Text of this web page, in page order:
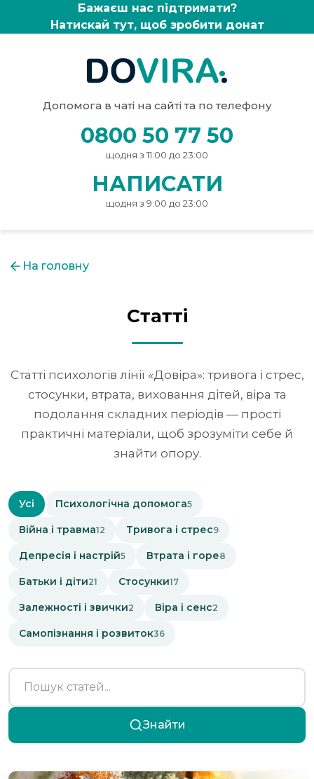
Бажаєш нас підтримати?
Натискай тут, щоб зробити донат
Допомога в чаті на сайті та по телефону
0800 50 77 50
щодня з 11:00 до 23:00
НАПИСАТИ
щодня з 9:00 до 23:00
На головну
Статті
Статті психологів лінії «Довіра»: тривога і стрес,
стосунки, втрата, виховання дітей, віра та
подолання складних періодів — прості
практичні матеріали, щоб зрозуміти себе й
знайти опору.
Усі Психологічна допомога5
Війна і травма12 Тривога і стрес9
Депресія і настрій5 Втрата і горе8
Батьки і діти21 Стосунки17
Залежності і звички2 Віра і сенс2
Самопізнання і розвиток36
Знайти